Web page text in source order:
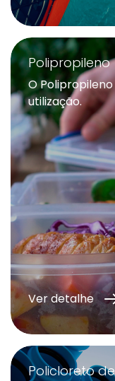
Polipropileno
O
utilização.
Ver detalhe
Policloreto